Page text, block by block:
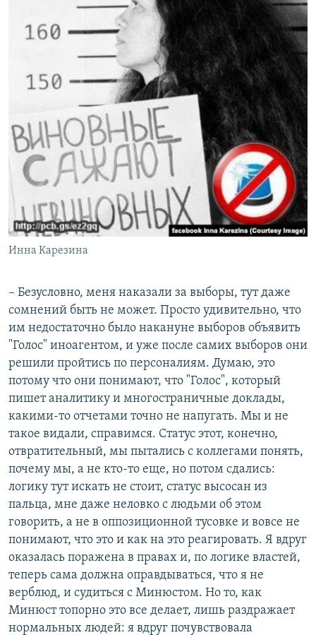
Инна Карезина
– Безусловно, меня наказали за выборы, тут даже
сомнений быть не может. Просто удивительно, что
им недостаточно было накануне выборов объявить
"Голос" иноагентом, и уже после самих выборов они
решили пройтись по персоналиям. Думаю, это
потому что они понимают, что "Голос", который
пишет аналитику и многостраничные доклады,
какими-то отчетами точно не напугать. Мы и не
такое видали, справимся. Статус этот, конечно,
отвратительный, мы пытались с коллегами понять,
почему мы, а не кто-то еще, но потом сдались:
логику тут искать не стоит, статус высосан из
пальца, мне даже неловко с людьми об этом
говорить, а не в оппозиционной тусовке и вовсе не
понимают, что это и как на это реагировать. Я вдруг
оказалась поражена в правах и, по логике властей,
теперь сама должна оправдываться, что я не
верблюд, и судиться с Минюстом. Но то, как
Минюст топорно это все делает, лишь раздражает
нормальных людей: я вдруг почувствовала